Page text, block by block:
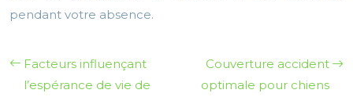
pendant votre absence.
Facteurs influençant
l’espérance de vie de
Couverture accident
optimale pour chiens